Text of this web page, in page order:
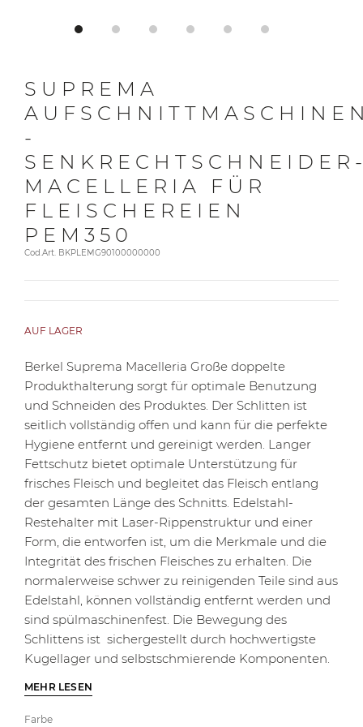
SUPREMA
-
MACELLERIA FÜR
FLEISCHEREIEN
PEM350
Cod.Art. BKPLEMG90100000000
AUF LAGER
Berkel Suprema Macelleria Große doppelte
Produkthalterung sorgt für optimale Benutzung
und Schneiden des Produktes. Der Schlitten ist
seitlich vollständig offen und kann für die perfekte
Hygiene entfernt und gereinigt werden. Langer
Fettschutz bietet optimale Unterstützung für
frisches Fleisch und begleitet das Fleisch entlang
der gesamten Länge des Schnitts. Edelstahl-
Restehalter mit Laser-Rippenstruktur und einer
Form, die entworfen ist, um die Merkmale und die
Integrität des frischen Fleisches zu erhalten. Die
normalerweise schwer zu reinigenden Teile sind aus
Edelstahl, können vollständig entfernt werden und
sind spülmaschinenfest. Die Bewegung des
Schlittens ist sichergestellt durch hochwertigste
Kugellager und selbstschmierende Komponenten.
MEHR LESEN
Farbe